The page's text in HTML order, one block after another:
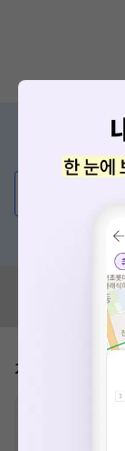
증
혹은,
혹시 잘못된
모두닥 팀에 알
가격표
비급여 항목의 경
한 가격은 해당 의